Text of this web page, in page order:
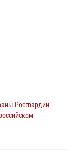
Росгвардии